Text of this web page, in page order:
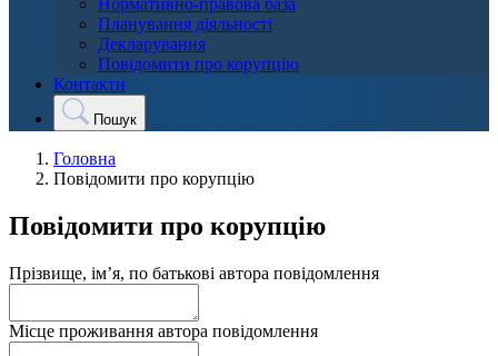
Нормативно-правова база
Планування діяльності
Декларування
Повідомити про корупцію
Контакти
Пошук
Головна
Повідомити про корупцію
Повідомити про корупцію
Прізвище, ім’я, по батькові автора повідомлення
Місце проживання автора повідомлення